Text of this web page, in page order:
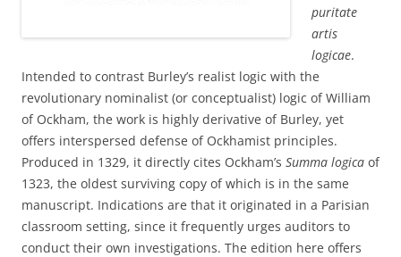
puritate
artis
logicae.
Intended to contrast Burley’s realist logic with the
revolutionary nominalist (or conceptualist) logic of William
of Ockham, the work is highly derivative of Burley, yet
offers interspersed defense of Ockhamist principles.
Produced in 1329, it directly cites Ockham’s Summa logica of
1323, the oldest surviving copy of which is in the same
manuscript. Indications are that it originated in a Parisian
classroom setting, since it frequently urges auditors to
conduct their own investigations. The edition here offers